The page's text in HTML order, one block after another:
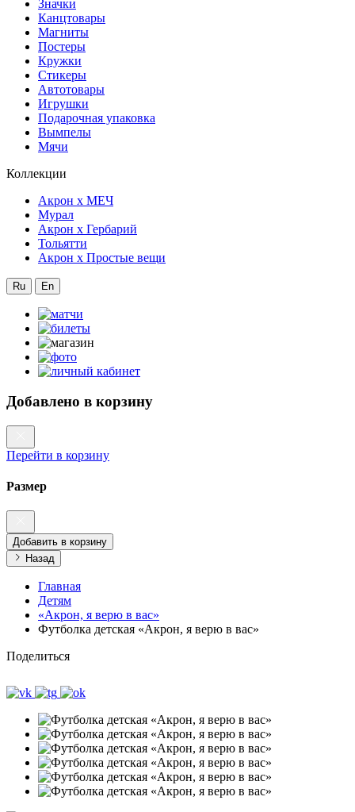
Значки
Канцтовары
Магниты
Постеры
Кружки
Стикеры
Автотовары
Игрушки
Подарочная упаковка
Вымпелы
Мячи
Коллекции
Акрон x МЕЧ
Мурал
Акрон x Гербарий
Тольятти
Акрон x Простые вещи
Ru En
Добавлено в корзину
Перейти в корзину
Размер
Добавить в корзину
Назад
Главная
Детям
«Акрон, я верю в вас»
Футболка детская «Акрон, я верю в вас»
Поделиться